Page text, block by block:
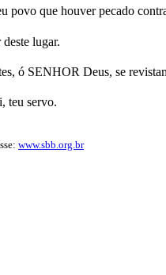
povo que houver pecado
lugar.
ó SENHOR Deus, se
teu servo.
www.sbb.org.br